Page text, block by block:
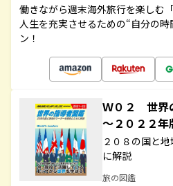
働きながら週末海外旅行を楽しむ
人生を充実させるための“自分の
ン！
Ｗ０２ 世界
～２０２２
２０８の国と
に解説
旅の図鑑